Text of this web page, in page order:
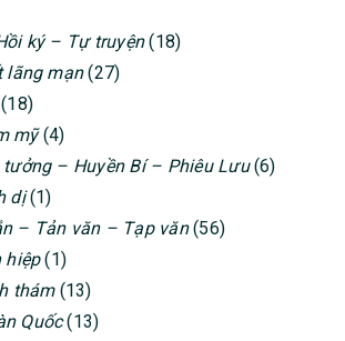
ký – Tự truyện(18)
lãng mạn(27)
mỹ(4)
tưởng – Huyền Bí – Phiêu Lưu(6)
dị(1)
– Tản văn – Tạp văn(56)
hiệp(1)
thám(13)
Quốc(13)